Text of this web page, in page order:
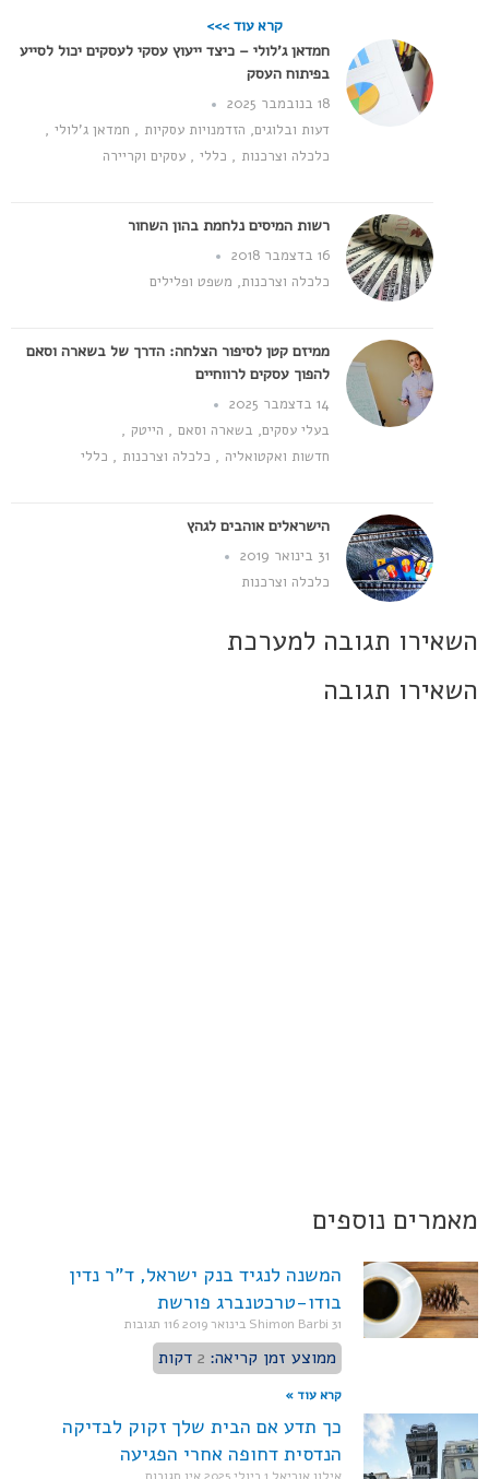
מאמרים נוספים
המשנה לנגיד בנק ישראל, ד"ר נדין
בודו-טרכטנברג פורשת
Shimon Barbi 31 בינואר 2019 116 תגובות
ממוצע זמן קריאה: 2 דקות
קרא עוד »
כך תדע אם הבית שלך זקוק לבדיקה
הנדסית דחופה אחרי הפגיעה
קרא עוד >>>
חמדאן ג'לולי – כיצד ייעוץ עסקי לעסקים יכול לסייע
בפיתוח העסק
18 בנובמבר 2025
דעות ובלוגים, הזדמנויות עסקיות , חמדאן ג'לולי ,
כלכלה וצרכנות , כללי ,עסקים וקריירה
רשות המיסים נלחמת בהון השחור
16 בדצמבר 2018
כלכלה וצרכנות, משפט ופלילים
ממיזם קטן לסיפור הצלחה: הדרך של בשארה וסאם
להפוך עסקים לרווחיים
14 בדצמבר 2025
בעלי עסקים, בשארה וסאם , הייטק ,
חדשות ואקטואליה , כלכלה וצרכנות , כללי
הישראלים אוהבים לגהץ
31 בינואר 2019
כלכלה וצרכנות
השאירו תגובה למערכת
השאירו תגובה